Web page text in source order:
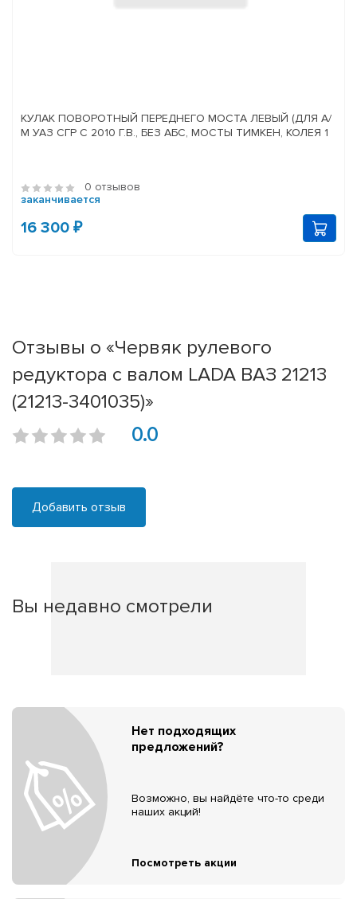
КУЛАК ПОВОРОТНЫЙ ПЕРЕДНЕГО МОСТА ЛЕВЫЙ (ДЛЯ А/
М УАЗ СГР С 2010 Г.В., БЕЗ АБС, МОСТЫ ТИМКЕН, КОЛЕЯ 1
0 отзывов
заканчивается
16 300 ₽
Отзывы о «Червяк рулевого
редуктора с валом LADA ВАЗ 21213
(21213-3401035)»
0.0
Добавить отзыв
Вы недавно смотрели
Нет подходящих
предложений?
Возможно, вы найдёте что-то среди
наших акций!
Посмотреть акции